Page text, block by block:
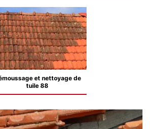
et nettoyage de
tuile 88